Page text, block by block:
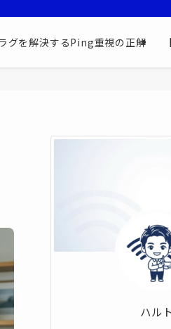
グを解決するPing重視の正解
ハルト